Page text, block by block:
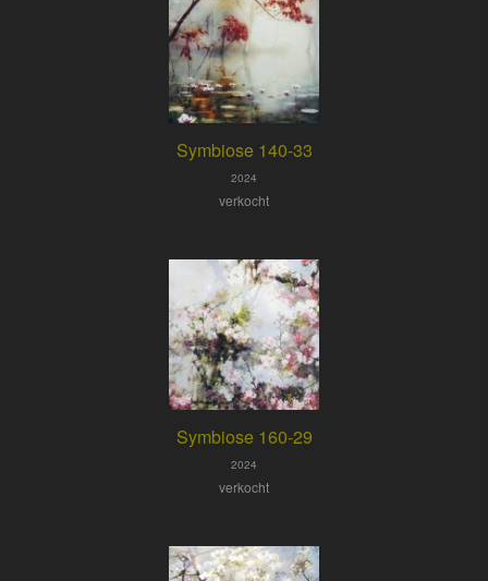
Symbiose 140-33
2024
verkocht
Symbiose 160-29
2024
verkocht